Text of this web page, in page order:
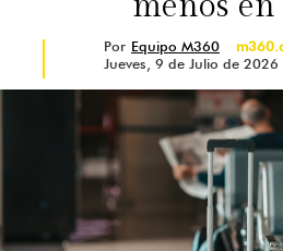
Por Equipo M360
Jueves, 9 de Julio de 2026